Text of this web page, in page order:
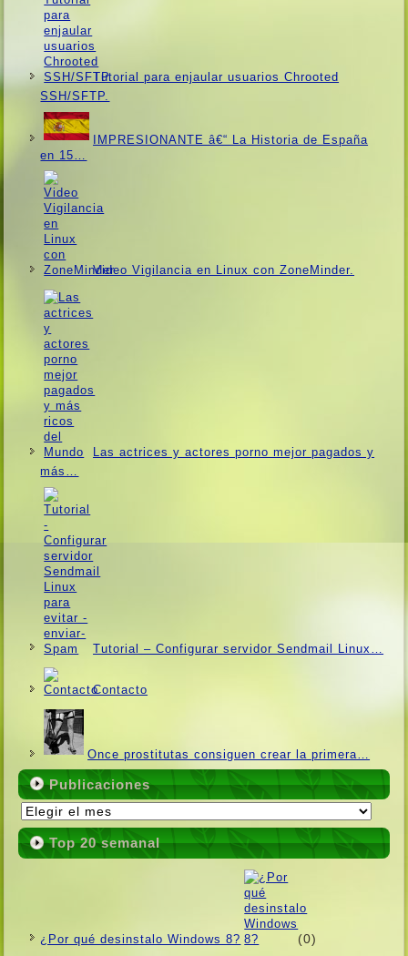
Tutorial para enjaular usuarios Chrooted
SSH/SFTP.
IMPRESIONANTE â€“ La Historia de España
en 15…
Video Vigilancia en Linux con ZoneMinder.
Las actrices y actores porno mejor pagados y
más…
Tutorial – Configurar servidor Sendmail Linux…
Contacto
Once prostitutas consiguen crear la primera…
Publicaciones
Publicaciones
Top 20 semanal
¿Por qué desinstalo Windows 8? (0)